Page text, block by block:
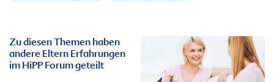
Zu diesen Themen haben
andere Eltern Erfahrungen
im HiPP Forum geteilt